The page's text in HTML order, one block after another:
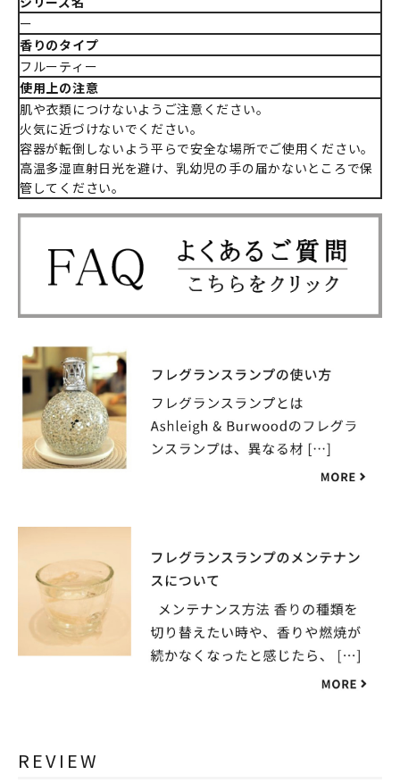
ー
香りのタイプ
フルーティー
使用上の注意
肌や衣類につけないようご注意ください。
火気に近づけないでください。
容器が転倒しないよう平らで安全な場所でご使用ください。
高温多湿直射日光を避け、乳幼児の手の届かないところで保
管してください。
REVIEW